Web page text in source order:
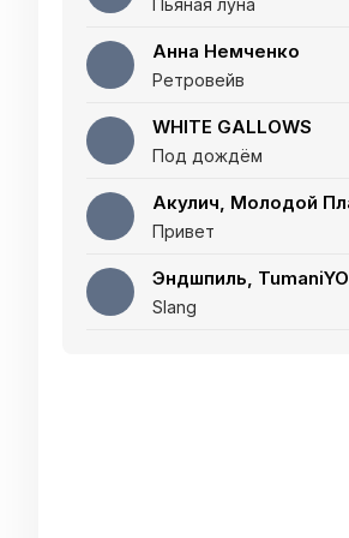
Пьяная луна
Анна Немченко
Ретровейв
WHITE GALLOWS
Под дождём
Привет
Эндшпиль, TumaniYO
Slang